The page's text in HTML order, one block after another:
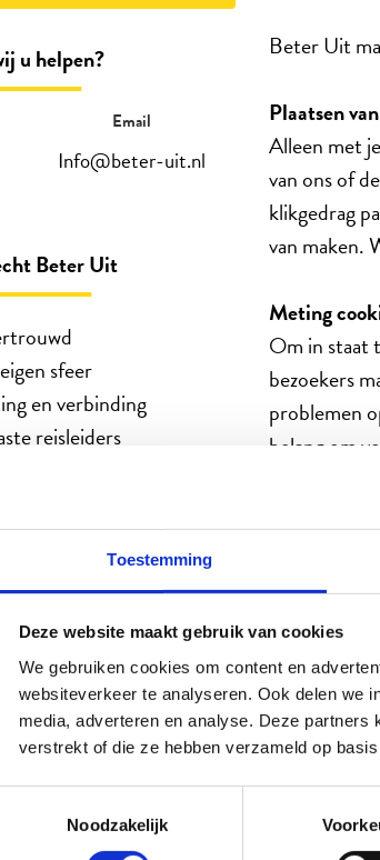
Toestemming
Deze website maakt gebruik van cookies
We gebruiken cookies om content en
websiteverkeer te analyseren. Ook delen we
media, adverteren en analyse. Deze partners
verstrekt of die ze hebben verzameld op
Noodzakelijk
u helpen?
Email
Info@beter-uit.nl
Beter Uit
sfeer
en verbinding
reisleiders
op reis
Beter Uit
Plaatsen
Alleen met
van ons of
klikgedrag
van maken.
Meting
Om in staat
bezoekers
problemen
belang om
Op Beter-
wordt
Beter Uit
echt
U kunt op
hoe u
stelt deze